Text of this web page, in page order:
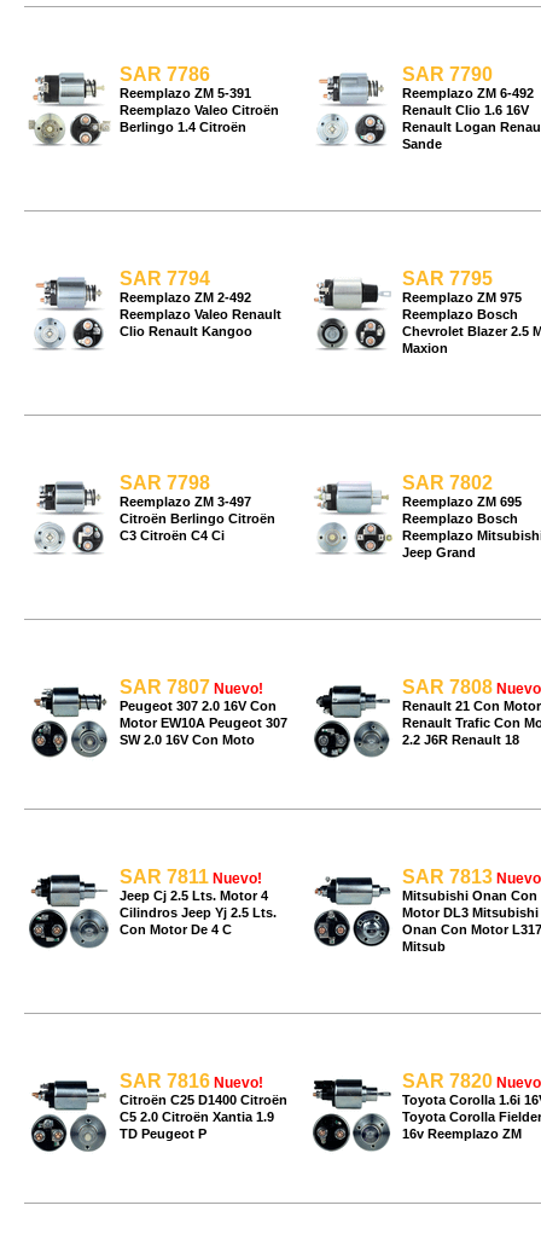
SAR 7786
Reemplazo ZM 5-391
Reemplazo Valeo Citroën
Berlingo 1.4 Citroën
SAR 7790
Reemplazo ZM 6-492
Renault Clio 1.6 16V
Renault Logan
Sande
SAR 7794
Reemplazo ZM 2-492
Reemplazo Valeo Renault
Clio Renault Kangoo
SAR 7795
Reemplazo ZM 975
Reemplazo Bosch
Chevrolet Blazer 2.5
Maxion
SAR 7798
Reemplazo ZM 3-497
Citroën Berlingo Citroën
C3 Citroën C4 Ci
SAR 7802
Reemplazo ZM 695
Reemplazo Bosch
Reemplazo
Jeep Grand
SAR 7807 Nuevo!
Peugeot 307 2.0 16V Con
Motor EW10A Peugeot 307
SW 2.0 16V Con Moto
SAR 7808
Renault 21 Con
Renault Trafic Con
2.2 J6R Renault 18
SAR 7811 Nuevo!
Jeep Cj 2.5 Lts. Motor 4
Cilindros Jeep Yj 2.5 Lts.
Con Motor De 4 C
SAR 7813
Mitsubishi Onan Con
Motor DL3 Mitsubishi
Onan Con Motor
Mitsub
SAR 7816 Nuevo!
Citroën C25 D1400 Citroën
C5 2.0 Citroën Xantia 1.9
TD Peugeot P
SAR 7820
Toyota Corolla 1.6i
Toyota Corolla
16v Reemplazo ZM